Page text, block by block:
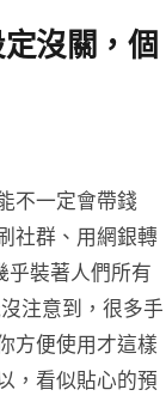
沒關，個
不一定會帶錢
社群、用網銀轉
乎裝著人們所有
注意到，很多手
方便使用才這樣
，看似貼心的預